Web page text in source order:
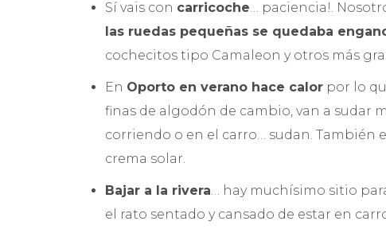
Sí vais con carricoche… paciencia!.
las ruedas pequeñas se quedaba
cochecitos tipo Camaleon y otros más
En Oporto en verano hace calor por lo
finas de algodón de cambio, van a sudar
corriendo o en el carro… sudan. También
crema solar.
Bajar a la rivera… hay muchísimo sitio
el rato sentado y cansado de estar en